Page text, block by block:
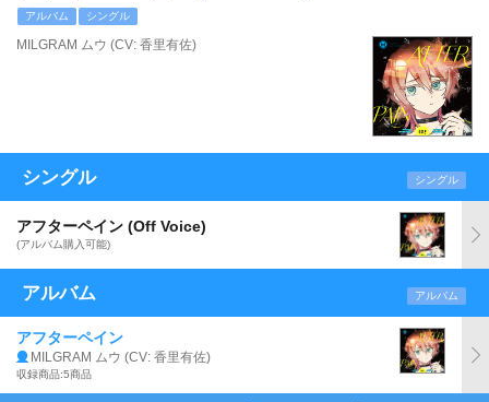
アルバム シングル
MILGRAM ムウ (CV: 香里有佐)
シングル シングル
アフターペイン (Off Voice)
(アルバム購入可能)
アルバム アルバム
アフターペイン
MILGRAM ムウ (CV: 香里有佐)
収録商品:5商品